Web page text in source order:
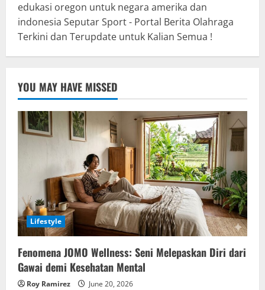
edukasi oregon untuk negara amerika dan
indonesia Seputar Sport - Portal Berita Olahraga
Terkini dan Terupdate untuk Kalian Semua !
YOU MAY HAVE MISSED
Lifestyle
Fenomena JOMO Wellness: Seni Melepaskan Diri dari
Gawai demi Kesehatan Mental
Roy Ramirez June 20, 2026